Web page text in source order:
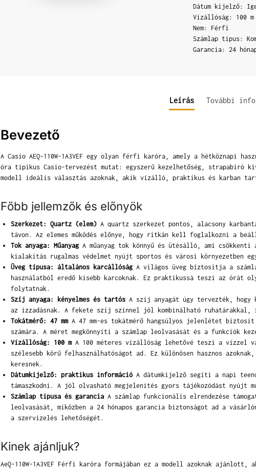
Dátum kijelző:
Vízállóság: 100 m
Nem: Férfi
Számlap típus:
Garancia: 24
Leírás További
Bevezető
A Casio AEQ-110W-1A3VEF egy olyan férfi karóra, amely a hétköznapi
óra tipikus Casio-tervezést mutat: egyszerű kezelhetőség, strapabíró
modell ideális választás azoknak, akik vízálló, praktikus és karban
Főbb jellemzők és előnyök
Szerkezet: Quartz (elem)A quartz szerkezet pontos, alacsony
távon. Az elemes működés előnye, hogy ritkán kell foglalkozni a
Tok anyaga: MűanyagA műanyag tok könnyű és ütésálló, ami csökkenti
kialakítás rugalmas védelmet nyújt sportos és városi környezetben
Üveg típusa: általános karcállóságA világos üveg biztosítja a
használatból eredő kisebb karcoknak. Ez praktikussá teszi az órát
folytatnak.
Szíj anyaga: kényelmes és tartósA szíj anyagát úgy tervezték, hogy
az izzadásnak. A fekete szíj színnel jól kombinálható ruhatárakkal,
Tokátmérő: 47 mmA 47 mm-es tokátmérő hangsúlyos jelenlétet
számára. A méret megkönnyíti a számlap leolvasását és a funkciók
Vízállóság: 100 mA 100 méteres vízállóság lehetővé teszi a vízzel
szélesebb körű felhasználhatóságot ad. Ez különösen hasznos
keresnek.
Dátumkijelző: praktikus információA dátumkijelző segíti a napi
támaszkodni. A jól olvasható megjelenítés gyors tájékozódást nyújt
Számlap típusa és garanciaA számlap funkcionális elrendezése
leolvasását, miközben a 24 hónapos garancia biztonságot ad a
a szervizelés lehetőségét.
Kinek ajánljuk?
AeQ-110W-1A3VEF Férfi karóra formájában ez a modell azoknak